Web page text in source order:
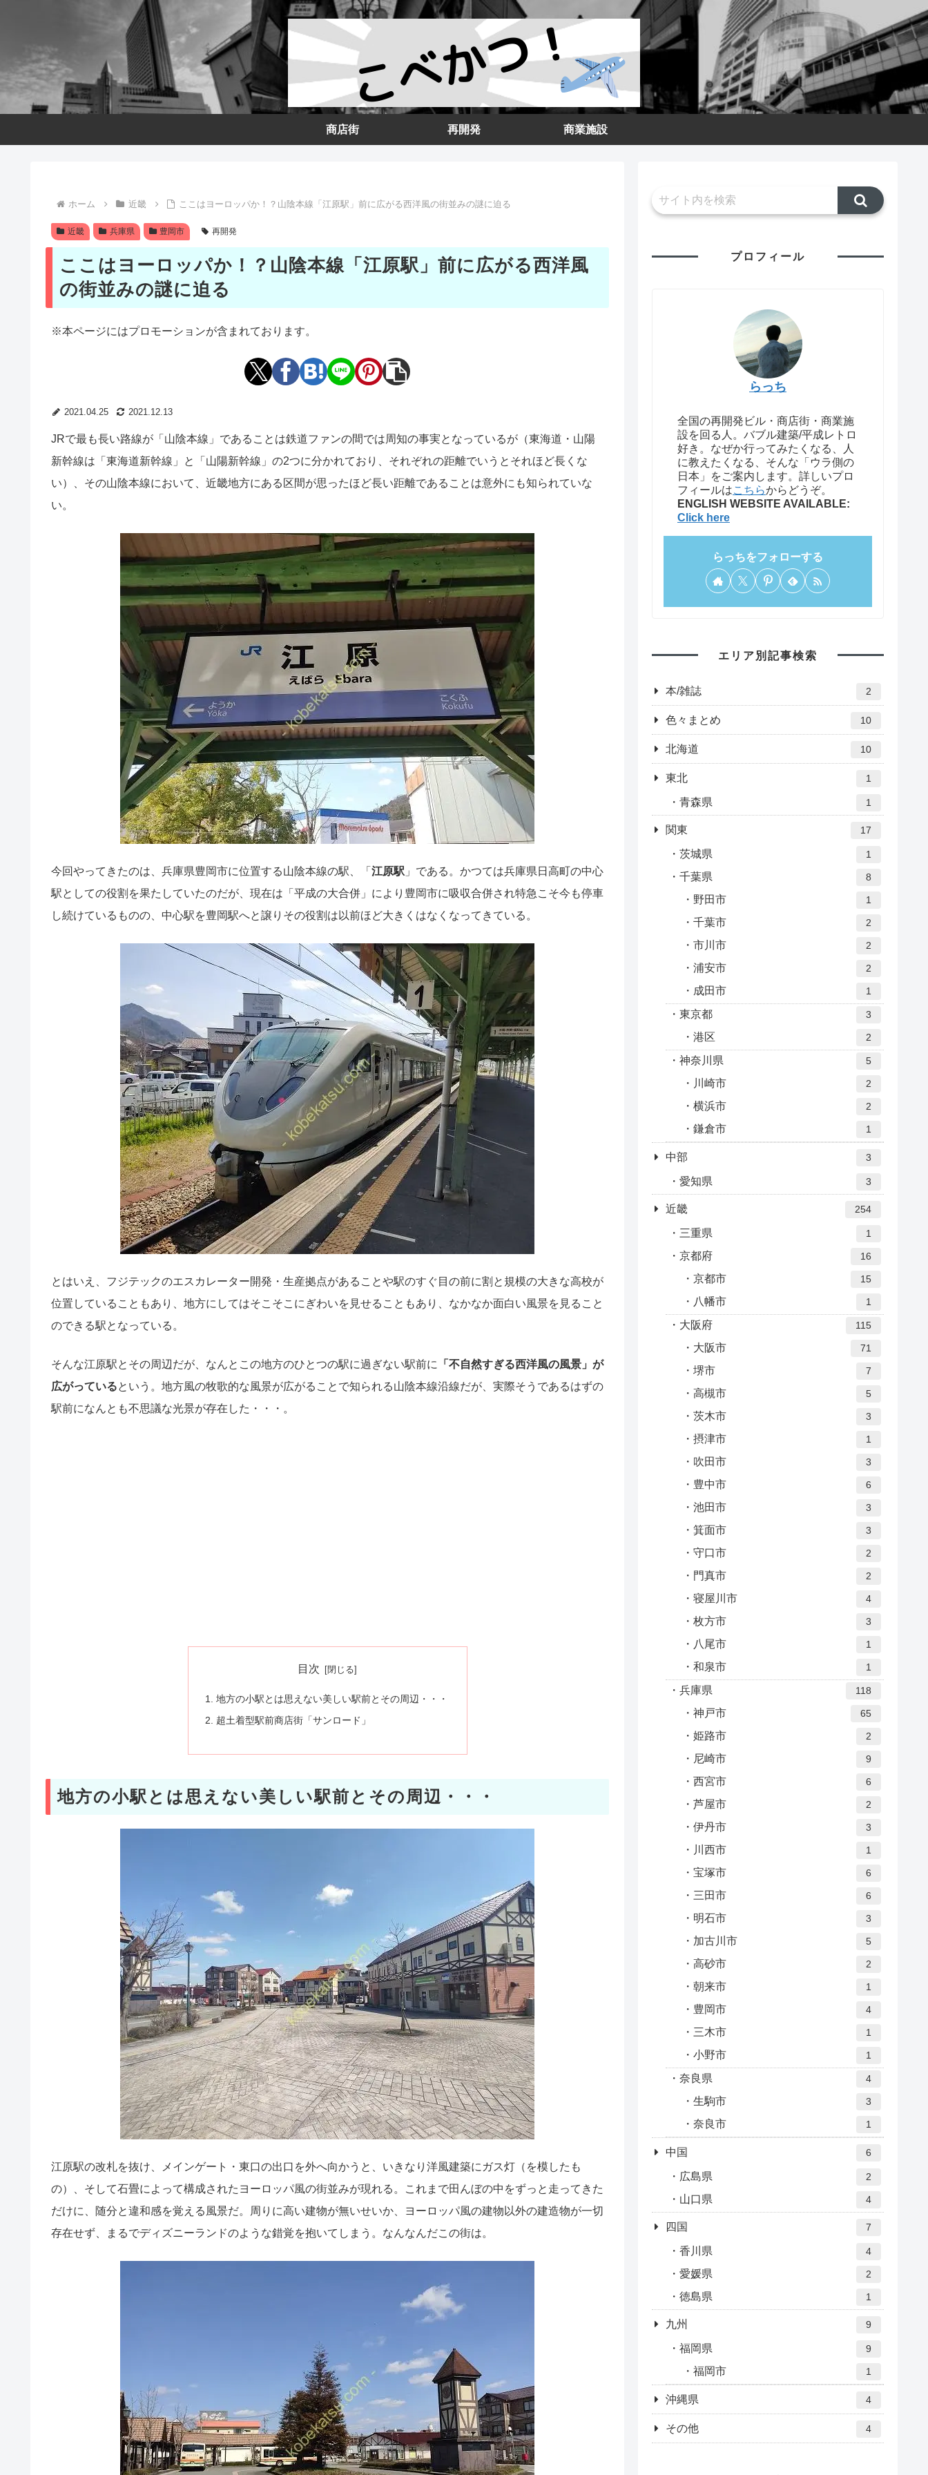
商店街 再開発 商業施設
ホーム 近畿 ここはヨーロッパか！？山陰本線「江原駅」前に広がる西洋風の街並みの謎に迫る
近畿 兵庫県 豊岡市 再開発
ここはヨーロッパか！？山陰本線「江原駅」前に広がる西洋風
の街並みの謎に迫る
※本ページにはプロモーションが含まれております。
2021.04.25 2021.12.13
JRで最も長い路線が「山陰本線」であることは鉄道ファンの間では周知の事実となっているが（東海道・山陽
新幹線は「東海道新幹線」と「山陽新幹線」の2つに分かれており、それぞれの距離でいうとそれほど長くな
い）、その山陰本線において、近畿地方にある区間が思ったほど長い距離であることは意外にも知られていな
い。
今回やってきたのは、兵庫県豊岡市に位置する山陰本線の駅、「 江原駅 」である。かつては兵庫県日高町の中心
駅としての役割を果たしていたのだが、現在は「平成の大合併」により豊岡市に吸収合併され特急こそ今も停車
し続けているものの、中心駅を豊岡駅へと譲りその役割は以前ほど大きくはなくなってきている。
とはいえ、フジテックのエスカレーター開発・生産拠点があることや駅のすぐ目の前に割と規模の大きな高校が
位置していることもあり、地方にしてはそこそこにぎわいを見せることもあり、なかなか面白い風景を見ること
のできる駅となっている。
そんな江原駅とその周辺だが、なんとこの地方のひとつの駅に過ぎない駅前に
「不自然すぎる西洋風の風景」が
広がっているという。地方風の牧歌的な風景が広がることで知られる山陰本線沿線だが、実際そうであるはずの
駅前になんとも不思議な光景が存在した・・・。
目次
地方の小駅とは思えない美しい駅前とその周辺・・・
超土着型駅前商店街「サンロード」
地方の小駅とは思えない美しい駅前とその周辺・・・
江原駅の改札を抜け、メインゲート・東口の出口を外へ向かうと、いきなり洋風建築にガス灯（を模したも
の）、そして石畳によって構成されたヨーロッパ風の街並みが現れる。これまで田んぼの中をずっと走ってきた
だけに、随分と違和感を覚える風景だ。周りに高い建物が無いせいか、ヨーロッパ風の建物以外の建造物が一切
存在せず、まるでディズニーランドのような錯覚を抱いてしまう。なんなんだこの街は。
プロフィール
らっち
全国の再開発ビル・商店街・商業施
設を回る人。バブル建築/平成レトロ
好き。なぜか行ってみたくなる、人
に教えたくなる、そんな「ウラ側の
日本」をご案内します。詳しいプロ
フィールはこちらからどうぞ。
ENGLISH WEBSITE AVAILABLE:
Click here
らっちをフォローする
エリア別記事検索
本/雑誌 2
色々まとめ 10
北海道 10
東北 1
青森県 1
関東 17
茨城県 1
千葉県 8
野田市 1
千葉市 2
市川市 2
浦安市 2
成田市 1
東京都 3
港区 2
神奈川県 5
川崎市 2
横浜市 2
鎌倉市 1
中部 3
愛知県 3
近畿 254
三重県 1
京都府 16
京都市 15
八幡市 1
大阪府 115
大阪市 71
堺市 7
高槻市 5
茨木市 3
摂津市 1
吹田市 3
豊中市 6
池田市 3
箕面市 3
守口市 2
門真市 2
寝屋川市 4
枚方市 3
八尾市 1
和泉市 1
兵庫県 118
神戸市 65
姫路市 2
尼崎市 9
西宮市 6
芦屋市 2
伊丹市 3
川西市 1
宝塚市 6
三田市 6
明石市 3
加古川市 5
高砂市 2
朝来市 1
豊岡市 4
三木市 1
小野市 1
奈良県 4
生駒市 3
奈良市 1
中国 6
広島県 2
山口県 4
四国 7
香川県 4
愛媛県 2
徳島県 1
九州 9
福岡県 9
福岡市 1
沖縄県 4
その他 4